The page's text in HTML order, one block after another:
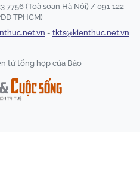
7756 (Toà soạn Hà Nội) / 091 122
TPHCM)
- tkts@kienthuc.net.vn
tử tổng hợp của Báo